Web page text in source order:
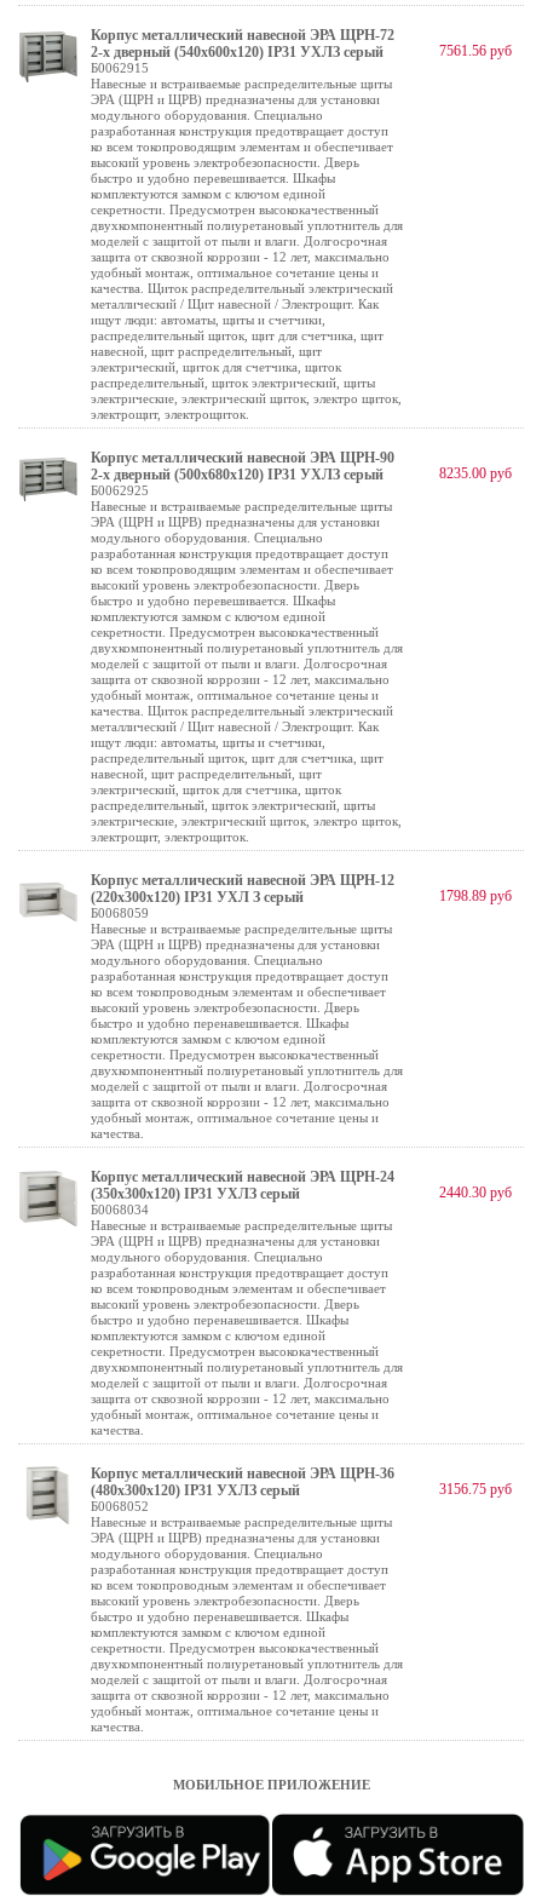
Корпус металлический навесной ЭРА ЩРН-72
2-х дверный (540х600х120) IP31 УХЛЗ серый
Б0062915
Навесные и встраиваемые распределительные щиты
ЭРА (ЩРН и ЩРВ) предназначены для установки
модульного оборудования. Специально
разработанная конструкция предотвращает доступ
ко всем токопроводящим элементам и обеспечивает
высокий уровень электробезопасности. Дверь
быстро и удобно перевешивается. Шкафы
комплектуются замком с ключом единой
секретности. Предусмотрен высококачественный
двухкомпонентный полиуретановый уплотнитель для
моделей с защитой от пыли и влаги. Долгосрочная
защита от сквозной коррозии - 12 лет, максимально
удобный монтаж, оптимальное сочетание цены и
качества. Щиток распределительный электрический
металлический / Щит навесной / Электрощит. Как
ищут люди: автоматы, щиты и счетчики,
распределительный щиток, щит для счетчика, щит
навесной, щит распределительный, щит
электрический, щиток для счетчика, щиток
распределительный, щиток электрический, щиты
электрические, электрический щиток, электро щиток,
электрощит, электрощиток.
7561.56 руб
Корпус металлический навесной ЭРА ЩРН-90
2-х дверный (500х680х120) IP31 УХЛЗ серый
Б0062925
Навесные и встраиваемые распределительные щиты
ЭРА (ЩРН и ЩРВ) предназначены для установки
модульного оборудования. Специально
разработанная конструкция предотвращает доступ
ко всем токопроводящим элементам и обеспечивает
высокий уровень электробезопасности. Дверь
быстро и удобно перевешивается. Шкафы
комплектуются замком с ключом единой
секретности. Предусмотрен высококачественный
двухкомпонентный полиуретановый уплотнитель для
моделей с защитой от пыли и влаги. Долгосрочная
защита от сквозной коррозии - 12 лет, максимально
удобный монтаж, оптимальное сочетание цены и
качества. Щиток распределительный электрический
металлический / Щит навесной / Электрощит. Как
ищут люди: автоматы, щиты и счетчики,
распределительный щиток, щит для счетчика, щит
навесной, щит распределительный, щит
электрический, щиток для счетчика, щиток
распределительный, щиток электрический, щиты
электрические, электрический щиток, электро щиток,
электрощит, электрощиток.
8235.00 руб
Корпус металлический навесной ЭРА ЩРН-12
(220х300х120) IP31 УХЛ З серый
Б0068059
Навесные и встраиваемые распределительные щиты
ЭРА (ЩРН и ЩРВ) предназначены для установки
модульного оборудования. Специально
разработанная конструкция предотвращает доступ
ко всем токопроводным элементам и обеспечивает
высокий уровень электробезопасности. Дверь
быстро и удобно перенавешивается. Шкафы
комплектуются замком с ключом единой
секретности. Предусмотрен высококачественный
двухкомпонентный полиуретановый уплотнитель для
моделей с защитой от пыли и влаги. Долгосрочная
защита от сквозной коррозии - 12 лет, максимально
удобный монтаж, оптимальное сочетание цены и
качества.
1798.89 руб
Корпус металлический навесной ЭРА ЩРН-24
(350х300х120) IP31 УХЛЗ серый
Б0068034
Навесные и встраиваемые распределительные щиты
ЭРА (ЩРН и ЩРВ) предназначены для установки
модульного оборудования. Специально
разработанная конструкция предотвращает доступ
ко всем токопроводным элементам и обеспечивает
высокий уровень электробезопасности. Дверь
быстро и удобно перенавешивается. Шкафы
комплектуются замком с ключом единой
секретности. Предусмотрен высококачественный
двухкомпонентный полиуретановый уплотнитель для
моделей с защитой от пыли и влаги. Долгосрочная
защита от сквозной коррозии - 12 лет, максимально
удобный монтаж, оптимальное сочетание цены и
качества.
2440.30 руб
Корпус металлический навесной ЭРА ЩРН-36
(480х300х120) IP31 УХЛЗ серый
Б0068052
Навесные и встраиваемые распределительные щиты
ЭРА (ЩРН и ЩРВ) предназначены для установки
модульного оборудования. Специально
разработанная конструкция предотвращает доступ
ко всем токопроводным элементам и обеспечивает
высокий уровень электробезопасности. Дверь
быстро и удобно перенавешивается. Шкафы
комплектуются замком с ключом единой
секретности. Предусмотрен высококачественный
двухкомпонентный полиуретановый уплотнитель для
моделей с защитой от пыли и влаги. Долгосрочная
защита от сквозной коррозии - 12 лет, максимально
удобный монтаж, оптимальное сочетание цены и
качества.
3156.75 руб
МОБИЛЬНОЕ ПРИЛОЖЕНИЕ